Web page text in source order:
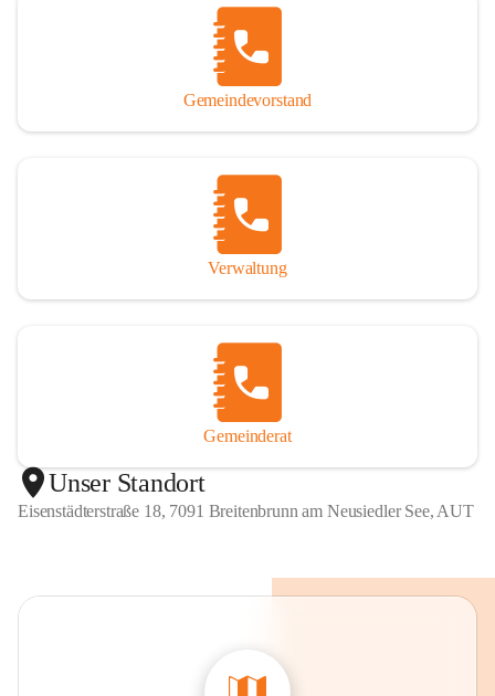
Gemeindevorstand
Verwaltung
Gemeinderat
Unser Standort
Eisenstädterstraße 18, 7091 Breitenbrunn am Neusiedler See, AUT